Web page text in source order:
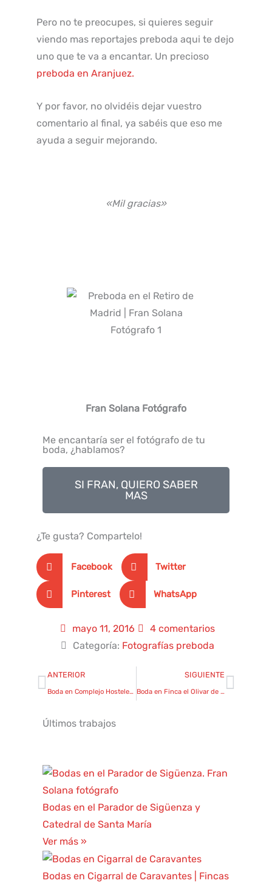
Pero no te preocupes, si quieres seguir
viendo mas reportajes preboda aqui te dejo
uno que te va a encantar. Un precioso
preboda en Aranjuez.
Y por favor, no olvidéis dejar vuestro
comentario al final, ya sabéis que eso me
ayuda a seguir mejorando.
«Mil gracias»
Fran Solana Fotógrafo
Me encantaría ser el fotógrafo de tu
boda, ¿hablamos?
SI FRAN, QUIERO SABER
MAS
¿Te gusta? Compartelo!
Facebook Twitter
Pinterest WhatsApp
mayo 11, 2016
4 comentarios
Categoría: Fotografías preboda
Ant
ANTERIOR
Boda en Complejo Hostelero Hermanos Alameda Grande
SIGUIENTE
Boda en Finca el Olivar de Alcalá de Henares
Últimos trabajos
Bodas en el Parador de Sigüenza y
Catedral de Santa María
Ver más »
Bodas en Cigarral de Caravantes | Fincas